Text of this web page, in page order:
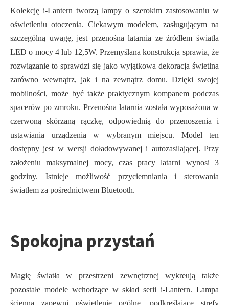
Kolekcję i-Lantern tworzą lampy o szerokim zastosowaniu w
oświetleniu otoczenia. Ciekawym modelem, zasługującym na
szczególną uwagę, jest przenośna latarnia ze źródłem światła
LED o mocy 4 lub 12,5W. Przemyślana konstrukcja sprawia, że
rozwiązanie to sprawdzi się jako wyjątkowa dekoracja świetlna
zarówno wewnątrz, jak i na zewnątrz domu. Dzięki swojej
mobilności, może być także praktycznym kompanem podczas
spacerów po zmroku. Przenośna latarnia została wyposażona w
czerwoną skórzaną rączkę, odpowiednią do przenoszenia i
ustawiania urządzenia w wybranym miejscu. Model ten
dostępny jest w wersji doładowywanej i autozasilającej. Przy
założeniu maksymalnej mocy, czas pracy latarni wynosi 3
godziny. Istnieje możliwość przyciemniania i sterowania
światłem za pośrednictwem Bluetooth.
Spokojna przystań
Magię światła w przestrzeni zewnętrznej wykreują także
pozostałe modele wchodzące w skład serii i-Lantern. Lampa
ścienna zapewni oświetlenie ogólne, podkreślające strefy